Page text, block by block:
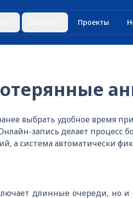
Проекты
выбрать удобное время
запись делает процесс
а система автоматически
длинные очереди, но